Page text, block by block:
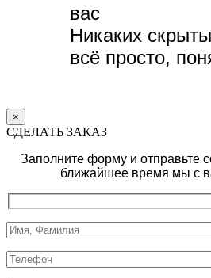
вас
Никаких
всё просто,
×
СДЕЛАТЬ ЗАКАЗ
Заполните форму и отправьте
ближайшее время мы с